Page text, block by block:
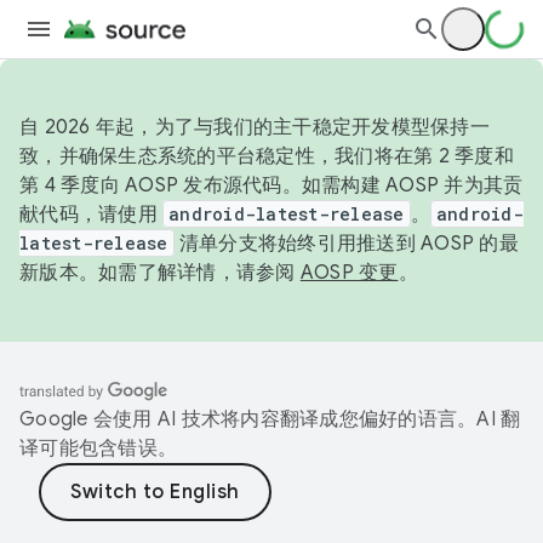
自 2026 年起，为了与我们的主干稳定开发模型保持一
致，并确保生态系统的平台稳定性，我们将在第 2 季度和
第 4 季度向 AOSP 发布源代码。如需构建 AOSP 并为其贡
献代码，请使用 android-latest-release 。
android-
latest-release 清单分支将始终引用推送到 AOSP 的最
新版本。如需了解详情，请参阅 AOSP 变更。
Google 会使用 AI 技术将内容翻译成您偏好的语言。AI 翻
译可能包含错误。